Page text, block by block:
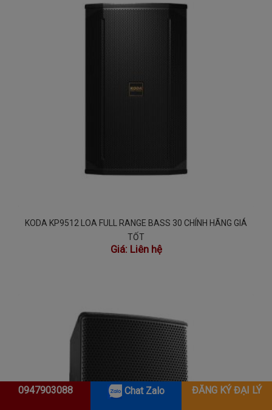
KODA KP9512 LOA FULL RANGE BASS 30 CHÍNH HÃNG GIÁ
TỐT
Giá: Liên hệ
0947903088 Chat Zalo ĐĂNG KÝ ĐẠI LÝ